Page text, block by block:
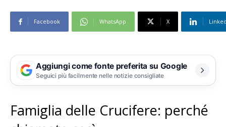
Facebook WhatsApp X
Aggiungi come fonte preferita su Google
Seguici più facilmente nelle notizie consigliate
Famiglia delle Crucifere: perché